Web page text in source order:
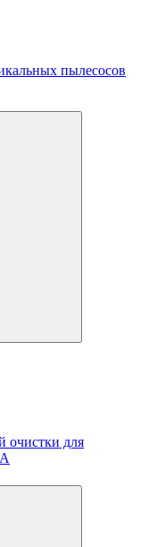
пылесосов
очистки для